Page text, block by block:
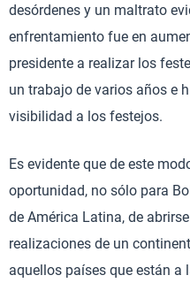
desórdenes y un maltrato
enfrentamiento fue en
presidente a realizar los
un trabajo de varios años e
visibilidad a los festejos.
Es evidente que de este
oportunidad, no sólo para
de América Latina, de
realizaciones de un
aquellos países que están a